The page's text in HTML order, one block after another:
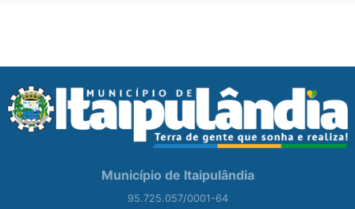
Município de Itaipulândia
95.725.057/0001-64